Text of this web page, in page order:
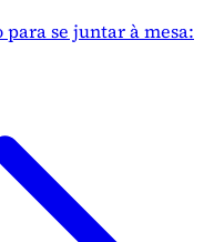
se juntar à mesa: